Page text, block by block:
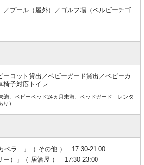
／プール（屋外）／ゴルフ場（ベルビーチゴ
ーコット貸出／ベビーガード貸出／ベビーカ
椅子対応トイレ
満、ベビーベッド24ヵ月未満、ベッドガード レンタ
り）
ペラ 」（ その他 ） 17:30-21:00
ー）」（ 居酒屋 ） 17:30-23:00